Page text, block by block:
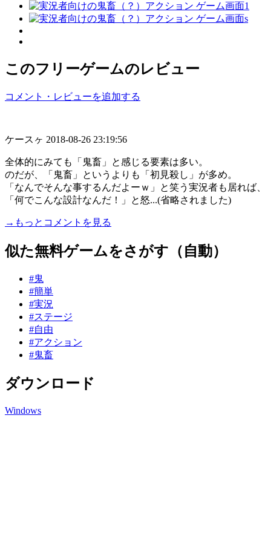
このフリーゲームのレビュー
コメント・レビューを追加する
ケースヶ 2018-08-26 23:19:56
全体的にみても「鬼畜」と感じる要素は多い。
のだが、「鬼畜」というよりも「初見殺し」が多め。
「なんでそんな事するんだよーｗ」と笑う実況者も居れば、
「何でこんな設計なんだ！」と怒...(省略されました)
→もっとコメントを見る
似た無料ゲームをさがす（自動）
#鬼
#簡単
#実況
#ステージ
#自由
#アクション
#鬼畜
ダウンロード
Windows